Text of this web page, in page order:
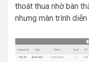
thoát thua nhờ bàn
nhưng màn trình